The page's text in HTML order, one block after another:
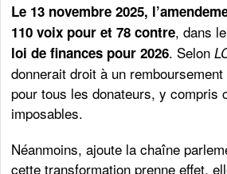
Le 13 novembre 2025,
110 voix pour et 78 contre, dans
loi de finances pour 2026. Selon
donnerait droit à un
pour tous les donateurs, y compris
imposables.
Néanmoins, ajoute la chaîne
cette transformation prenne effet,